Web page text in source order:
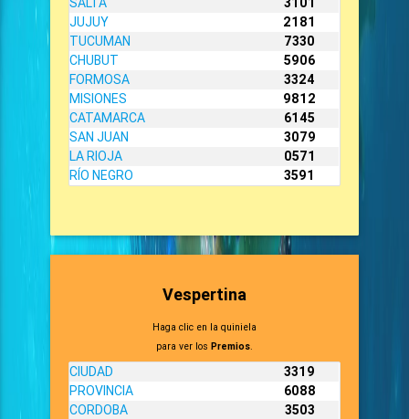
JUJUY
2181
TUCUMAN
7330
CHUBUT
5906
FORMOSA
3324
MISIONES
9812
CATAMARCA
6145
SAN JUAN
3079
LA RIOJA
0571
RÍO NEGRO
3591
Vespertina
Haga clic en la quiniela
para ver los Premios.
CIUDAD
3319
PROVINCIA
6088
CORDOBA
3503